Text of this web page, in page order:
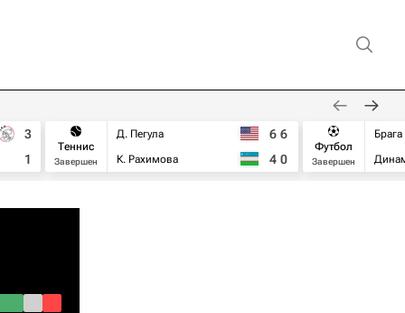
3
1
Теннис
Завершен
Д. Пегула
К. Рахимова
6 6
4 0
Футбол
Завершен
Брага